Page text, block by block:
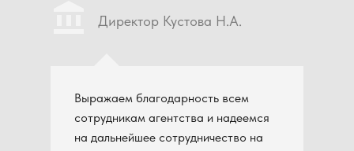
Директор Кустова Н.А.
Выражаем благодарность всем
сотрудникам агентства и надеемся
на дальнейшее сотрудничество на